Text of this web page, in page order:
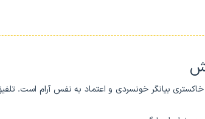
بیانگر خونسردی و اعتماد به نفس آرام است.